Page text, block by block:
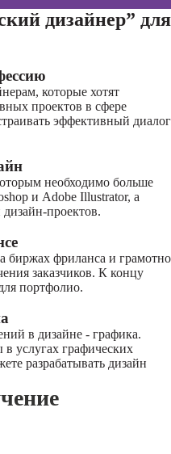
дизайнер” для
которые хотят
проектов в сфере
эффективный диалог
необходимо больше
и Adobe Illustrator, а
дизайн-проектов.
биржах фриланса и грамотно
заказчиков. К концу
портфолио.
в дизайне - графика.
услугах графических
разрабатывать дизайн